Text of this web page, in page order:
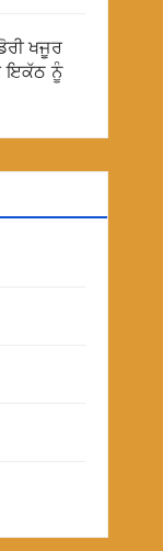
ਖਜੂਰ
ਇਕੱਠ ਨੂੰ